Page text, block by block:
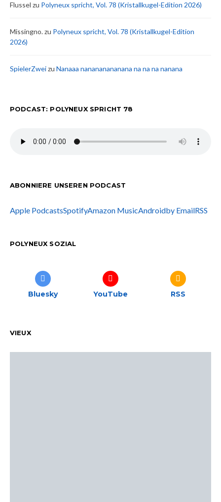
Flussel zu Polyneux spricht, Vol. 78 (Kristallkugel-Edition 2026)
Missingno.zu Polyneux spricht, Vol. 78 (Kristallkugel-Edition
2026)
SpielerZweizu Nanaaa nanananananana na na na nanana
PODCAST: POLYNEUX SPRICHT 78
ABONNIERE UNSEREN PODCAST
Apple PodcastsSpotifyAmazon MusicAndroidby EmailRSS
POLYNEUX SOZIAL
Bluesky YouTube RSS
VIEUX